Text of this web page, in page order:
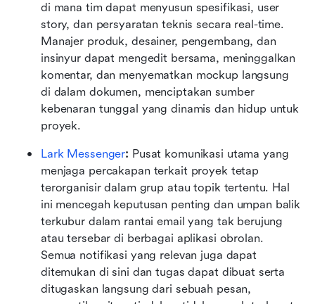
di mana tim dapat menyusun spesifikasi, user
story, dan persyaratan teknis secara real-time.
Manajer produk, desainer, pengembang, dan
insinyur dapat mengedit bersama, meninggalkan
komentar, dan menyematkan mockup langsung
di dalam dokumen, menciptakan sumber
kebenaran tunggal yang dinamis dan hidup untuk
proyek.
Lark Messenger: Pusat komunikasi utama yang
menjaga percakapan terkait proyek tetap
terorganisir dalam grup atau topik tertentu. Hal
ini mencegah keputusan penting dan umpan balik
terkubur dalam rantai email yang tak berujung
atau tersebar di berbagai aplikasi obrolan.
Semua notifikasi yang relevan juga dapat
ditemukan di sini dan tugas dapat dibuat serta
ditugaskan langsung dari sebuah pesan,